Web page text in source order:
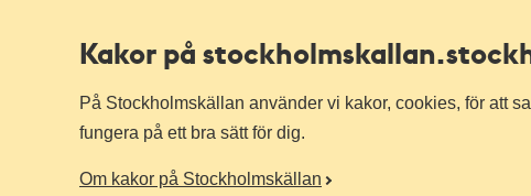
Kakor på stockholmskallan
På Stockholmskällan använder vi kakor, cookies, för att
fungera på ett bra sätt för dig.
Om kakor på Stockholmskällan